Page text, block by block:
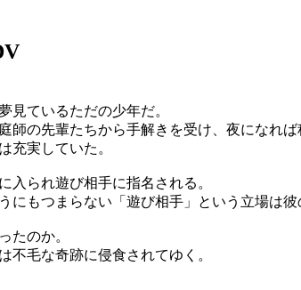
ているただの少年だ。
師の先輩たちから手解きを受け、夜になれ
充実していた。
られ遊び相手に指名される。
もつまらない「遊び相手」という立場は
たのか。
毛な奇跡に侵食されてゆく。